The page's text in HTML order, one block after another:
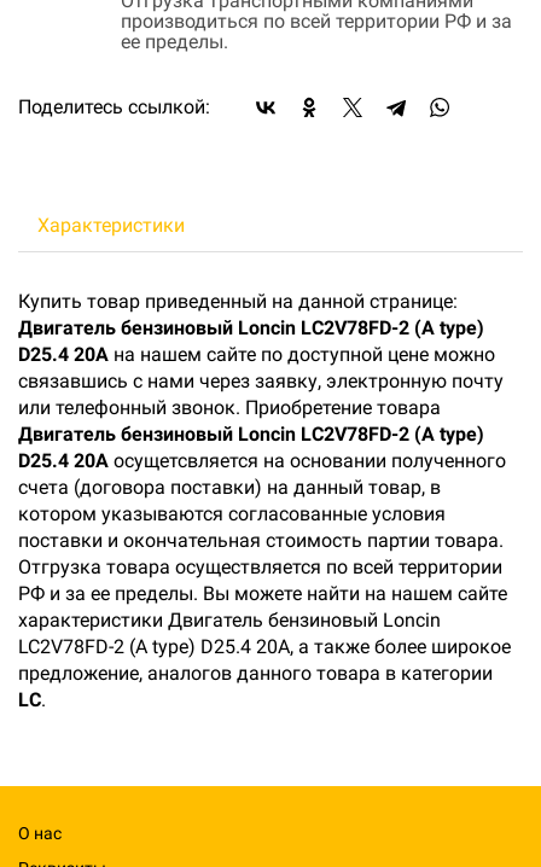
производиться по всей территории РФ и за
ее пределы.
Поделитесь ссылкой:
Характеристики
Купить товар приведенный на данной странице:
Двигатель бензиновый Loncin LC2V78FD-2 (A type)
D25.4 20А на нашем сайте по доступной цене можно
связавшись с нами через заявку, электронную почту
или телефонный звонок. Приобретение товара
Двигатель бензиновый Loncin LC2V78FD-2 (A type)
D25.4 20А осущетсвляется на основании полученного
счета (договора поставки) на данный товар, в
котором указываются согласованные условия
поставки и окончательная стоимость партии товара.
Отгрузка товара осуществляется по всей территории
РФ и за ее пределы. Вы можете найти на нашем сайте
характеристики Двигатель бензиновый Loncin
LC2V78FD-2 (A type) D25.4 20А, а также более широкое
предложение, аналогов данного товара в категории
LC.
О нас